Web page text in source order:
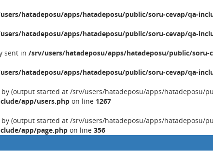
hatadeposu/apps/hatadeposu/public/soru-cevap/qa-
hatadeposu/apps/hatadeposu/public/soru-cevap/qa-
sent in /srv/users/hatadeposu/apps/hatadeposu/public/soru-
hatadeposu/apps/hatadeposu/public/soru-cevap/qa-
(output started at /srv/users/hatadeposu/apps/hatadeposu/
app/users.php on line 1267
(output started at /srv/users/hatadeposu/apps/hatadeposu/
app/page.php on line 356